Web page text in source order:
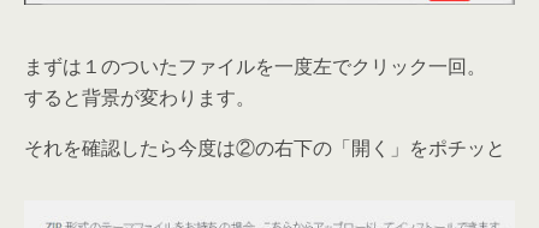
まずは１のついたファイルを一度左でクリック一回。
すると背景が変わります。
それを確認したら今度は②の右下の「開く」をポチッと